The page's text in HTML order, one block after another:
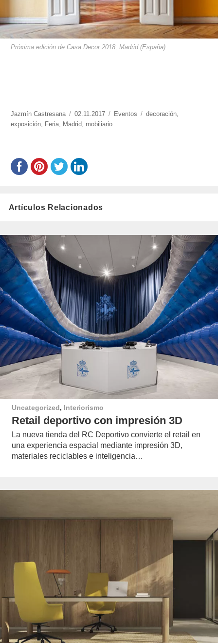
Próxima edición de Casa Decor 2018, Madrid (España)
https://www.experimenta.es/author/jazmin-
castresana/
Jazmín Castresana
Publicado
el
02.11.2017 Categorías
Eventos Etiquetas
decoración,
exposición, Feria, Madrid, mobiliario
Artículos Relacionados
Uncategorized, Interiorismo
Retail deportivo con impresión 3D
La nueva tienda del RC Deportivo convierte el retail en
una experiencia espacial mediante impresión 3D,
materiales reciclables e inteligencia…